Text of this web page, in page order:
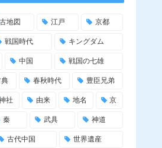
古地図 江戸 京都
戦国時代 キングダム
中国 戦国の七雄
春秋時代 豊臣兄弟
社 由来 地名 京
秦 武具 神道
古代中国 世界遺産